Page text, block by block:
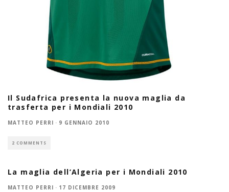
Il Sudafrica presenta la nuova maglia da
trasferta per i Mondiali 2010
MATTEO PERRI · 9 GENNAIO 2010
2 COMMENTS
La maglia dell’Algeria per i Mondiali 2010
MATTEO PERRI · 17 DICEMBRE 2009